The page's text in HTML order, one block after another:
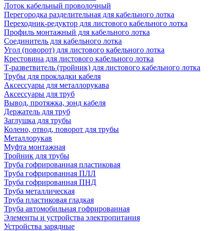
Лоток кабельный проволочный
Перегородка разделительная для кабельного лотка
Переходник-редуктор для листового кабельного лотка
Профиль монтажный для кабельного лотка
Соединитель для кабельного лотка
Угол (поворот) для листового кабельного лотка
Крестовина для листового кабельного лотка
Т-разветвитель (тройник) для листового кабельного лотка
Трубы для прокладки кабеля
Аксессуары для металлорукава
Аксессуары для труб
Вывод, протяжка, зонд кабеля
Держатель для труб
Заглушка для трубы
Колено, отвод, поворот для трубы
Металлорукав
Муфта монтажная
Тройник для трубы
Труба гофрированная пластиковая
Труба гофрированная ПЛЛ
Труба гофрированная ПНД
Труба металлическая
Труба пластиковая гладкая
Труба автомобильная гофрированная
Элементы и устройства электропитания
Устройства зарядные